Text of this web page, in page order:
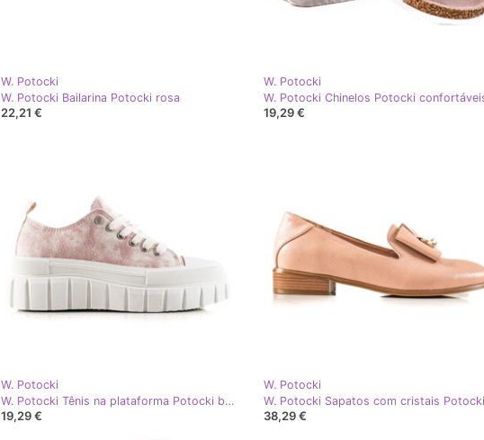
W. Potocki
W. Potocki Bailarina Potocki rosa
22,21 €
W. Potocki
19,29 €
W. Potocki
W. Potocki Tênis na plataforma Potocki branco rosa
19,29 €
W. Potocki
38,29 €